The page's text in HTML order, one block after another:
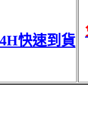
快速到貨